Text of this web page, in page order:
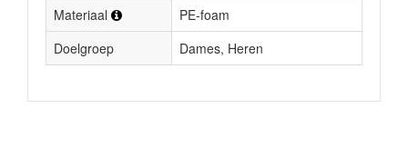
Materiaal
PE-foam
Doelgroep
Dames, Heren